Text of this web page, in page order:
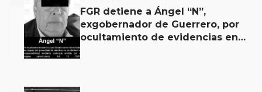
FGR detiene a Ángel “N”,
exgobernador de Guerrero, por
ocultamiento de evidencias en